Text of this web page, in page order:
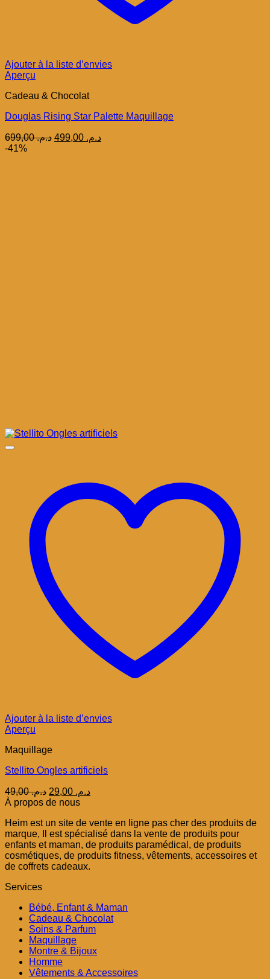
Ajouter à la liste d’envies
Aperçu
Cadeau & Chocolat
Douglas Rising Star Palette Maquillage
د.م.699,00
Le
د.م.Le
-41%
Ajouter à la liste d’envies
Aperçu
Maquillage
Stellito Ongles artificiels
د.م.49,00
Le
prix
était :
د.م. 49,00.
د.م.Le
est :
À propos de nous
Heim est un site de vente en ligne pas cher des produits de
marque, Il est spécialisé dans la vente de produits pour
enfants et maman, de produits paramédical, de produits
cosmétiques, de produits fitness, vêtements, accessoires et
de coffrets cadeaux.
Services
Bébé, Enfant & Maman
Cadeau & Chocolat
Soins & Parfum
Maquillage
Montre & Bijoux
Homme
Vêtements & Accessoires